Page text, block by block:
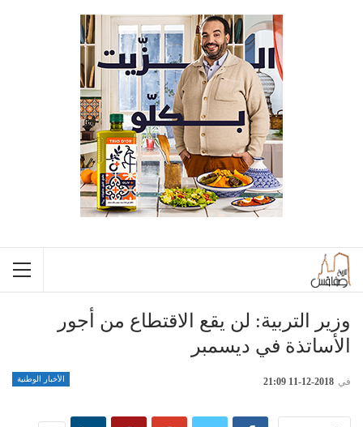
وزير التربية: لن يقع الاقتطاع من أجور
الأساتذة في ديسمبر
الأخبار الوطنية في 2018-12-11 21:09